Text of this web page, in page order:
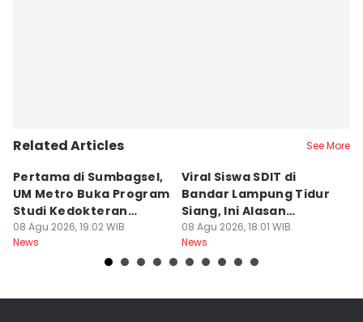
Related Articles See More
Pertama di Sumbagsel,
UM Metro Buka Program
Studi Kedokteran
Hewan
08 Agu 2026, 19:02 WIB
News
Viral Siswa SDIT di
Bandar Lampung Tidur
Siang, Ini Alasan
Sekolah
08 Agu 2026, 18:01 WIB
News